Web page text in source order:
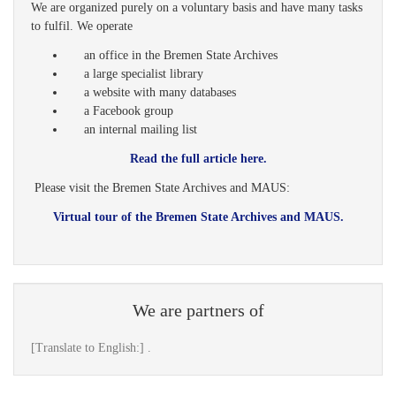
We are organized purely on a voluntary basis and have many tasks
to fulfil. We operate
an office in the Bremen State Archives
a large specialist library
a website with many databases
a Facebook group
an internal mailing list
Read the full article here.
Please visit the Bremen State Archives and MAUS:
Virtual tour of the Bremen State Archives and MAUS.
We are partners of
[Translate to English:] .